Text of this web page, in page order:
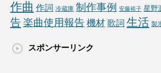
作曲 作詞 冷蔵庫 制作事例 安藤裕子 星野
告楽曲使用報告機材 歌詞 生活 製
スポンサーリンク